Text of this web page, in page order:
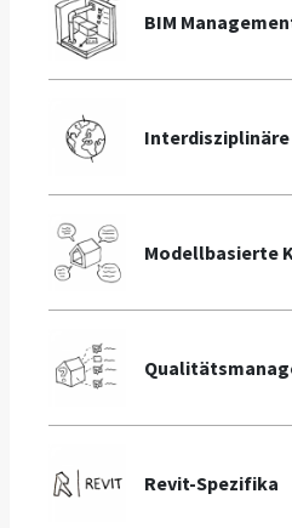
BIM
Modellbasierte
Revit-Spezifika